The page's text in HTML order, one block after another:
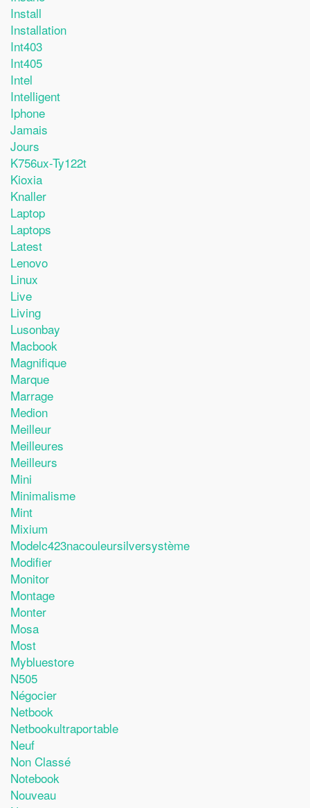
Install
Installation
Int403
Int405
Intel
Intelligent
Iphone
Jamais
Jours
K756ux-Ty122t
Kioxia
Knaller
Laptop
Laptops
Latest
Lenovo
Linux
Live
Living
Lusonbay
Macbook
Magnifique
Marque
Marrage
Medion
Meilleur
Meilleures
Meilleurs
Mini
Minimalisme
Mint
Mixium
Modelc423nacouleursilversystème
Modifier
Monitor
Montage
Monter
Mosa
Most
Mybluestore
N505
Négocier
Netbook
Netbookultraportable
Neuf
Non Classé
Notebook
Nouveau